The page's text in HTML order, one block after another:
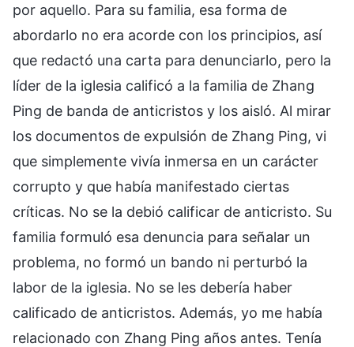
por aquello. Para su familia, esa forma de
abordarlo no era acorde con los principios, así
que redactó una carta para denunciarlo, pero la
líder de la iglesia calificó a la familia de Zhang
Ping de banda de anticristos y los aisló. Al mirar
los documentos de expulsión de Zhang Ping, vi
que simplemente vivía inmersa en un carácter
corrupto y que había manifestado ciertas
críticas. No se la debió calificar de anticristo. Su
familia formuló esa denuncia para señalar un
problema, no formó un bando ni perturbó la
labor de la iglesia. No se les debería haber
calificado de anticristos. Además, yo me había
relacionado con Zhang Ping años antes. Tenía